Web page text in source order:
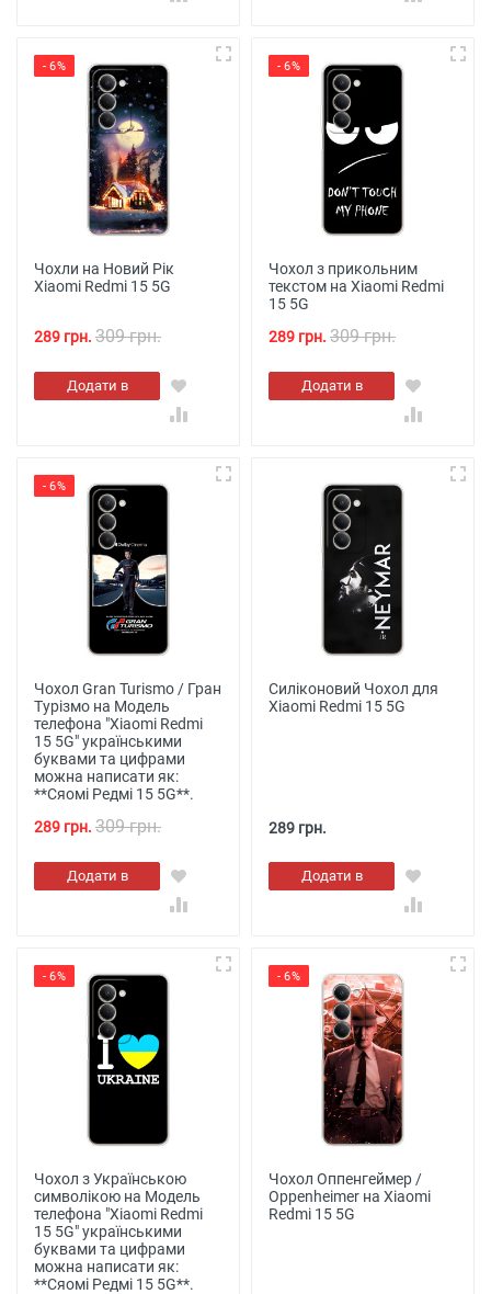
- 6%
Чохли на Новий Рік
Xiaomi Redmi 15 5G
289 грн. 309 грн.
Додати в
кошик
- 6%
Чохол з прикольним
текстом на Xiaomi Redmi
15 5G
289 грн. 309 грн.
Додати в
кошик
- 6%
Чохол Gran Turismo / Гран
Турізмо на Модель
телефона "Xiaomi Redmi
15 5G" українськими
буквами та цифрами
можна написати як:
**Сяомі Редмі 15 5G**.
289 грн. 309 грн.
Додати в
кошик
Силіконовий Чохол для
Xiaomi Redmi 15 5G
289 грн.
Додати в
кошик
- 6%
Чохол з Українською
символікою на Модель
телефона "Xiaomi Redmi
15 5G" українськими
буквами та цифрами
можна написати як:
**Сяомі Редмі 15 5G**.
- 6%
Чохол Оппенгеймер /
Oppenheimer на Xiaomi
Redmi 15 5G